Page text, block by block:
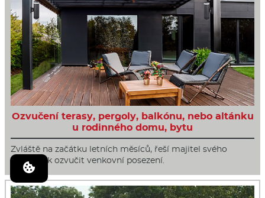
Ozvučení terasy, pergoly, balkónu, nebo altánku
u rodinného domu, bytu
Zvláště na začátku letních měsíců, řeší majitel svého
obydlí, jak ozvučit venkovní posezení.